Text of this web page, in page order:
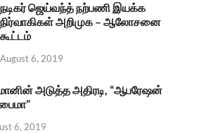
நடிகர் ஜெய்வந்த் நற்பணி இயக்க
நிர்வாகிகள் அறிமுக – ஆலோசனை
கூட்டம்
August 6, 2019
அடுத்த அதிரடி, “ஆபரேஷன்
6, 2019